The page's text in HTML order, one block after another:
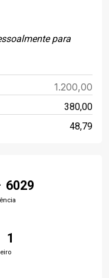
para
1.200,00
380,00
48,79
6029
1